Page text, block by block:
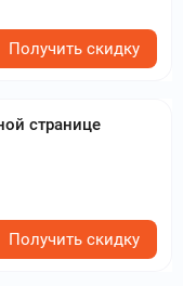
Получить скидку
странице
Получить скидку